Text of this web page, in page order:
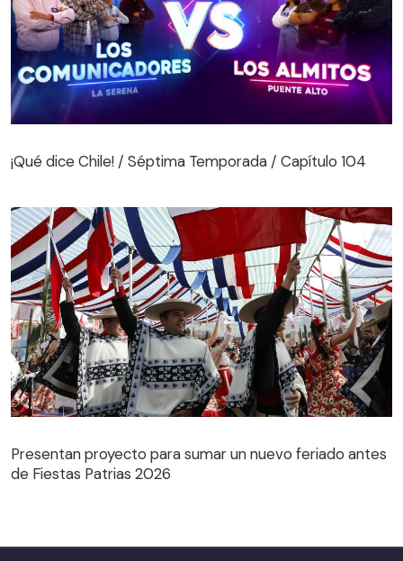
¡Qué dice Chile! / Séptima Temporada / Capítulo 104
Presentan proyecto para sumar un nuevo feriado antes
de Fiestas Patrias 2026